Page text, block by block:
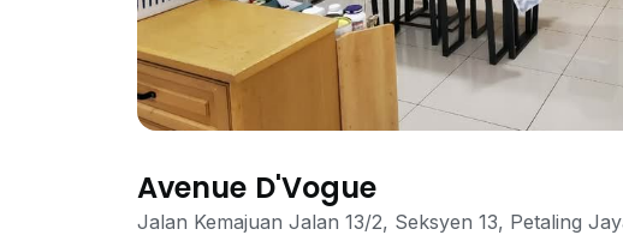
Avenue D'Vogue
Jalan Kemajuan Jalan 13/2, Seksyen 13, Petaling